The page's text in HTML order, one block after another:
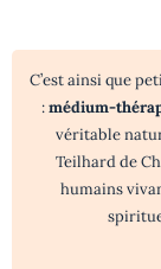
C’est ainsi que
:médium-
véritable
Teilhard de
humains